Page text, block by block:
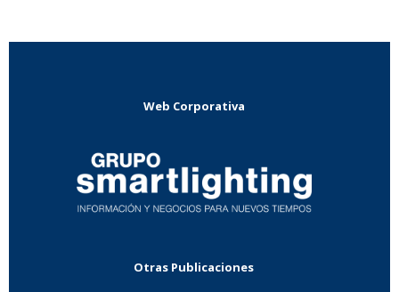
Web Corporativa
Otras Publicaciones